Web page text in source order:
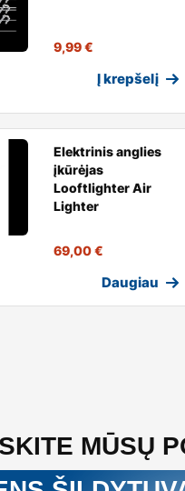
9,99€
Į krepšelį
Elektrinis anglies
įkūrėjas
Looftlighter Air
Lighter
69,00€
Daugiau
MŪSŲ